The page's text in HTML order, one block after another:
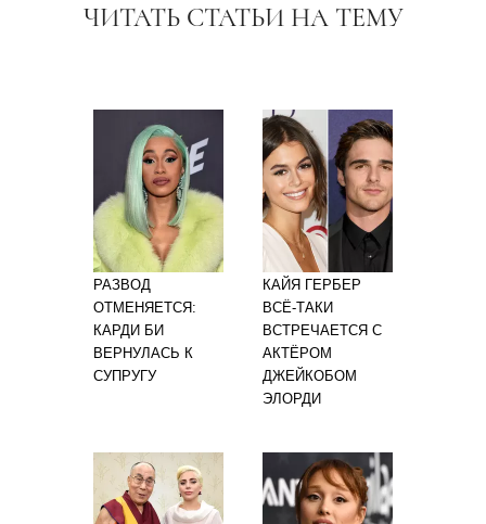
ЧИТАТЬ СТАТЬИ НА ТЕМУ
РАЗВОД
ОТМЕНЯЕТСЯ:
КАРДИ БИ
ВЕРНУЛАСЬ К
СУПРУГУ
КАЙЯ ГЕРБЕР
ВСЁ-ТАКИ
ВСТРЕЧАЕТСЯ С
АКТЁРОМ
ДЖЕЙКОБОМ
ЭЛОРДИ